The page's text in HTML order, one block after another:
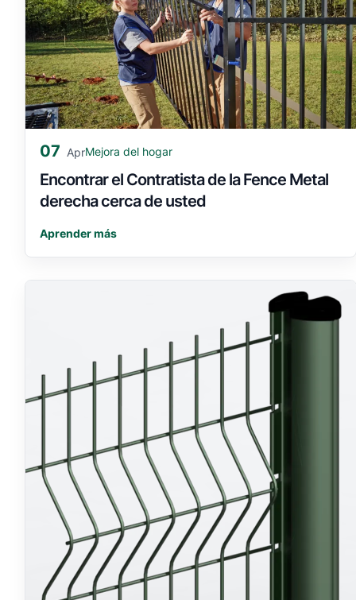
07 AprMejora del hogar
Encontrar el Contratista de la Fence Metal
derecha cerca de usted
Aprender más